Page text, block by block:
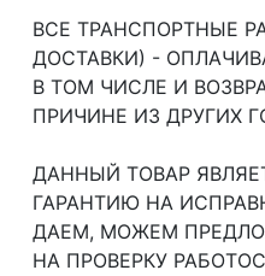
ВСЕ ТРАНСПОРТНЫЕ
ДОСТАВКИ) -
В ТОМ ЧИСЛЕ И
ПРИЧИНЕ ИЗ ДРУГИХ
ДАННЫЙ ТОВАР
ГАРАНТИЮ НА
ДАЕМ, МОЖЕМ
НА ПРОВЕРКУ